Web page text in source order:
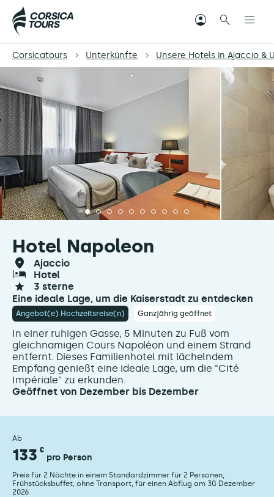
Corsicatours Unterkünfte Unsere Hotels in Ajaccio &
Hotel Napoleon
ajaccio
hotel
3 sterne
Eine ideale Lage, um die Kaiserstadt zu entdecken
Angebot(e) Hochzeitsreise(n) Ganzjährig geöffnet
In einer ruhigen Gasse, 5 Minuten zu Fuß vom
gleichnamigen Cours Napoléon und einem Strand
entfernt. Dieses Familienhotel mit lächelndem
Empfang genießt eine ideale Lage, um die "Cité
Impériale" zu erkunden.
Geöffnet von Dezember bis Dezember
Ab
133 €
pro Person
Preis für 2 Nächte in einem Standardzimmer für 2 Personen,
Frühstücksbuffet, ohne Transport, für einen Abflug am 30. Dezember
2026